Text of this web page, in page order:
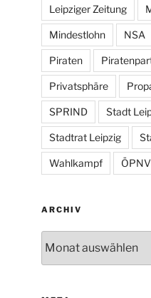
Leipziger Zeitung
Mindestlohn NSA
Piraten
Privatsphäre
SPRIND Stadt
Stadtrat Leipzig
Wahlkampf ÖPNV
ARCHIV